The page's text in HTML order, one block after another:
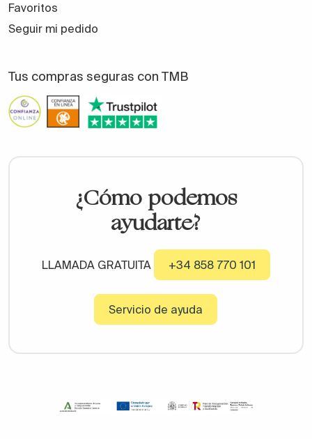
Favoritos
Seguir mi pedido
Tus compras seguras con TMB
¿Cómo podemos
ayudarte?
LLAMADA GRATUITA +34 858 770 101
Servicio de ayuda